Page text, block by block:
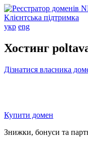
Клієнтська підтримка
укр eng
Хостинг
Дізнатися власника
Купити домен
Знижки, бонуси та